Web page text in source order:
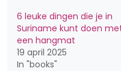
6 leuke dingen die je in
Suriname kunt doen
een hangmat
19 april 2025
In "books"